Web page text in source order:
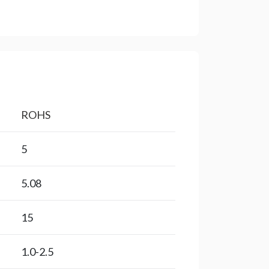
ROHS
5
5.08
15
1.0-2.5